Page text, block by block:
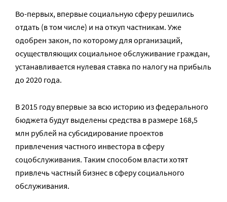
Во-первых, впервые социальную сферу решились
отдать (в том числе) и на откуп частникам. Уже
одобрен закон, по которому для организаций,
осуществляющих социальное обслуживание граждан,
устанавливается нулевая ставка по налогу на прибыль
до 2020 года.
В 2015 году впервые за всю историю из федерального
бюджета будут выделены средства в размере 168,5
млн рублей на субсидирование проектов
привлечения частного инвестора в сферу
соцобслуживания. Таким способом власти хотят
привлечь частный бизнес в сферу социального
обслуживания.